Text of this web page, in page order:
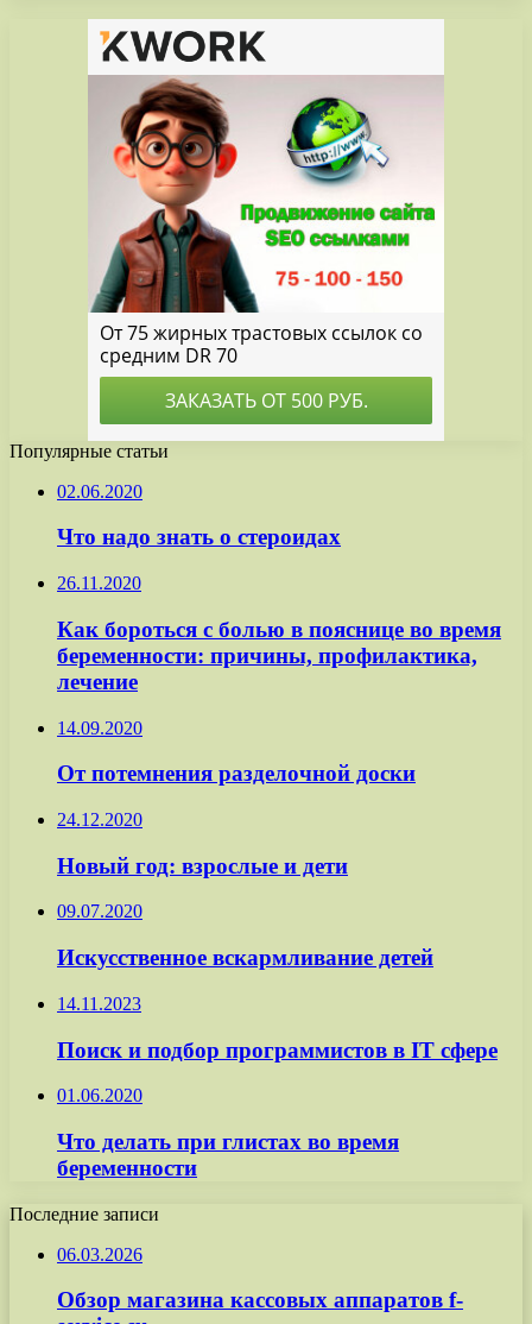
Популярные статьи
02.06.2020
Что надо знать о стероидах
26.11.2020
Как бороться с болью в пояснице во время
беременности: причины, профилактика,
лечение
14.09.2020
От потемнения разделочной доски
24.12.2020
Новый год: взрослые и дети
09.07.2020
Искусственное вскармливание детей
14.11.2023
Поиск и подбор программистов в IT сфере
01.06.2020
Что делать при глистах во время
беременности
Последние записи
06.03.2026
Обзор магазина кассовых аппаратов f-